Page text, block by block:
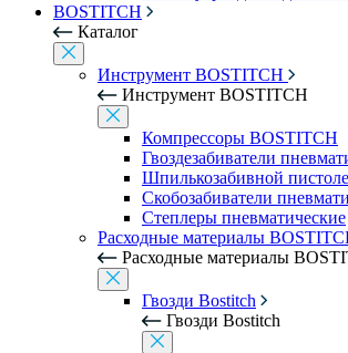
BOSTITCH
Каталог
Инструмент BOSTITCH
Инструмент BOSTITCH
Компрессоры BOSTITCH
Гвоздезабиватели
Шпилькозабивной
Скобозабиватели
Степлеры пневматические
Расходные материалы
Расходные материалы
Гвозди Bostitch
Гвозди Bostitch